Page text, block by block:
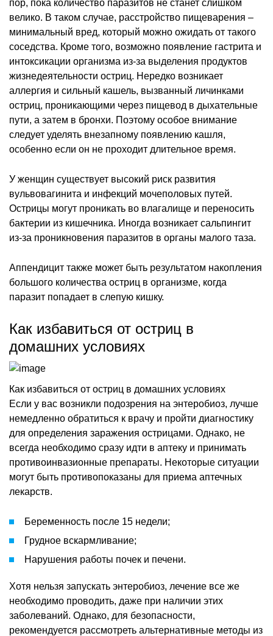
пор, пока количество паразитов не станет слишком
велико. В таком случае, расстройство пищеварения –
минимальный вред, который можно ожидать от такого
соседства. Кроме того, возможно появление гастрита и
интоксикации организма из-за выделения продуктов
жизнедеятельности остриц. Нередко возникает
аллергия и сильный кашель, вызванный личинками
остриц, проникающими через пищевод в дыхательные
пути, а затем в бронхи. Поэтому особое внимание
следует уделять внезапному появлению кашля,
особенно если он не проходит длительное время.
У женщин существует высокий риск развития
вульвовагинита и инфекций мочеполовых путей.
Острицы могут проникать во влагалище и переносить
бактерии из кишечника. Иногда возникает сальпингит
из-за проникновения паразитов в органы малого таза.
Аппендицит также может быть результатом накопления
большого количества остриц в организме, когда
паразит попадает в слепую кишку.
Как избавиться от остриц в
домашних условиях
Как избавиться от остриц в домашних условиях
Если у вас возникли подозрения на энтеробиоз, лучше
немедленно обратиться к врачу и пройти диагностику
для определения заражения острицами. Однако, не
всегда необходимо сразу идти в аптеку и принимать
противоинвазионные препараты. Некоторые ситуации
могут быть противопоказаны для приема аптечных
лекарств.
Беременность после 15 недели;
Грудное вскармливание;
Нарушения работы почек и печени.
Хотя нельзя запускать энтеробиоз, лечение все же
необходимо проводить, даже при наличии этих
заболеваний. Однако, для безопасности,
рекомендуется рассмотреть альтернативные методы из